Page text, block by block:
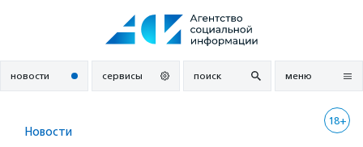
новости сервисы поиск меню
18+
Новости